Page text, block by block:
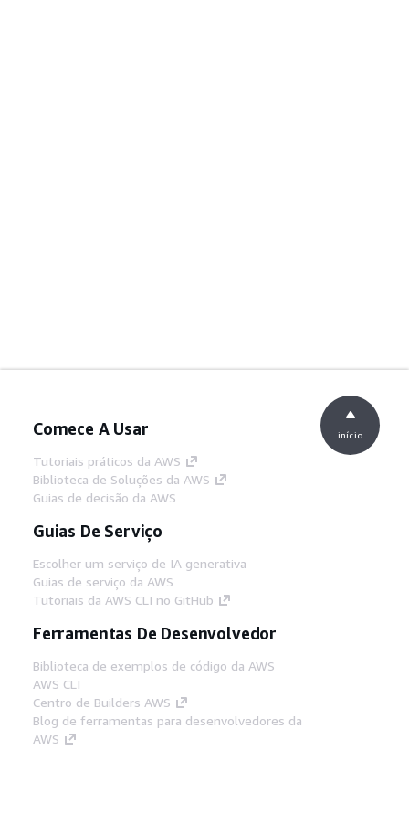
Comece A Usar
Tutoriais práticos da AWS
Biblioteca de Soluções da AWS
Guias de decisão da AWS
Guias De Serviço
Escolher um serviço de IA generativa
Guias de serviço da AWS
Tutoriais da AWS CLI no GitHub
Ferramentas De Desenvolvedor
Biblioteca de exemplos de código da AWS
AWS CLI
Centro de Builders AWS
Blog de ferramentas para desenvolvedores da
AWS
início